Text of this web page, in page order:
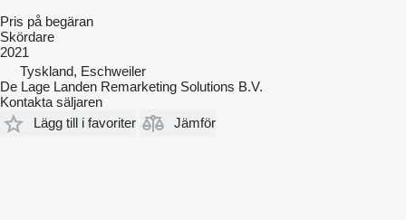
Pris på begäran
Skördare
2021
Tyskland, Eschweiler
De Lage Landen Remarketing Solutions B.V.
Kontakta säljaren
Lägg till i favoriter
Jämför